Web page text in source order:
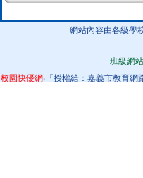
網站內容由各級
班級網
校園快優網‧『授權給：嘉義市教育網